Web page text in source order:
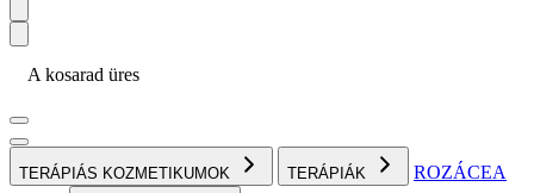
A kosarad üres
TERÁPIÁS KOZMETIKUMOK TERÁPIÁK
ROZÁCEA